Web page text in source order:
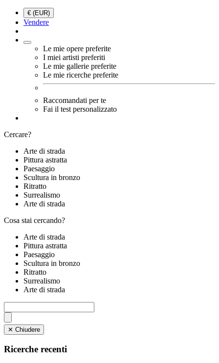
€ (EUR)
Vendere
Le mie opere preferite
I miei artisti preferiti
Le mie gallerie preferite
Le mie ricerche preferite
Raccomandati per te
Fai il test personalizzato
Cercare?
Arte di strada
Pittura astratta
Paesaggio
Scultura in bronzo
Ritratto
Surrealismo
Arte di strada
Cosa stai cercando?
Arte di strada
Pittura astratta
Paesaggio
Scultura in bronzo
Ritratto
Surrealismo
Arte di strada
✕ Chiudere
Ricerche recenti